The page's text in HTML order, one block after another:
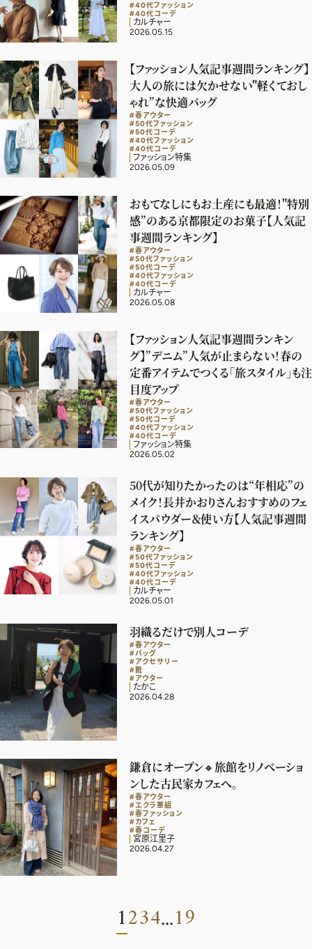
ファッション、ライフスタイル、
そしてエクラの美意識を、SNSで発信しています。
JOIN US
編集部から届くメールマガジン、
会員限定プレゼントや特別イベントへの応募など
新規会員登録はこちら
#40代ファッション
#40代コーデ
カルチャー
2026.05.15
【ファッション人気記事週間ランキング】
大人の旅には欠かせない"軽くておし
ゃれ”な快適バッグ
#春アウター
#50代ファッション
#50代コーデ
#40代ファッション
#40代コーデ
ファッション特集
2026.05.09
おもてなしにもお土産にも最適！"特別
感”のある京都限定のお菓子【人気記
事週間ランキング】
#春アウター
#50代ファッション
#50代コーデ
#40代ファッション
#40代コーデ
カルチャー
2026.05.08
【ファッション人気記事週間ランキン
グ】”デニム”人気が止まらない！春の
定番アイテムでつくる「旅スタイル」も注
目度アップ
#春アウター
#50代ファッション
#50代コーデ
#40代ファッション
#40代コーデ
ファッション特集
2026.05.02
50代が知りたかったのは“年相応”の
メイク！長井かおりさんおすすめのフェ
イスパウダー＆使い方【人気記事週間
ランキング】
#春アウター
#50代ファッション
#50代コーデ
#40代ファッション
#40代コーデ
カルチャー
2026.05.01
羽織るだけで別人コーデ
#春アウター
#バッグ
#アクセサリー
#靴
#アウター
たかこ
2026.04.28
鎌倉にオープン🔸旅館をリノベーショ
ンした古民家カフェへ。
#春アウター
#エクラ華組
#春ファッション
#カフェ
#春コーデ
宮原江里子
2026.04.27
1234...19